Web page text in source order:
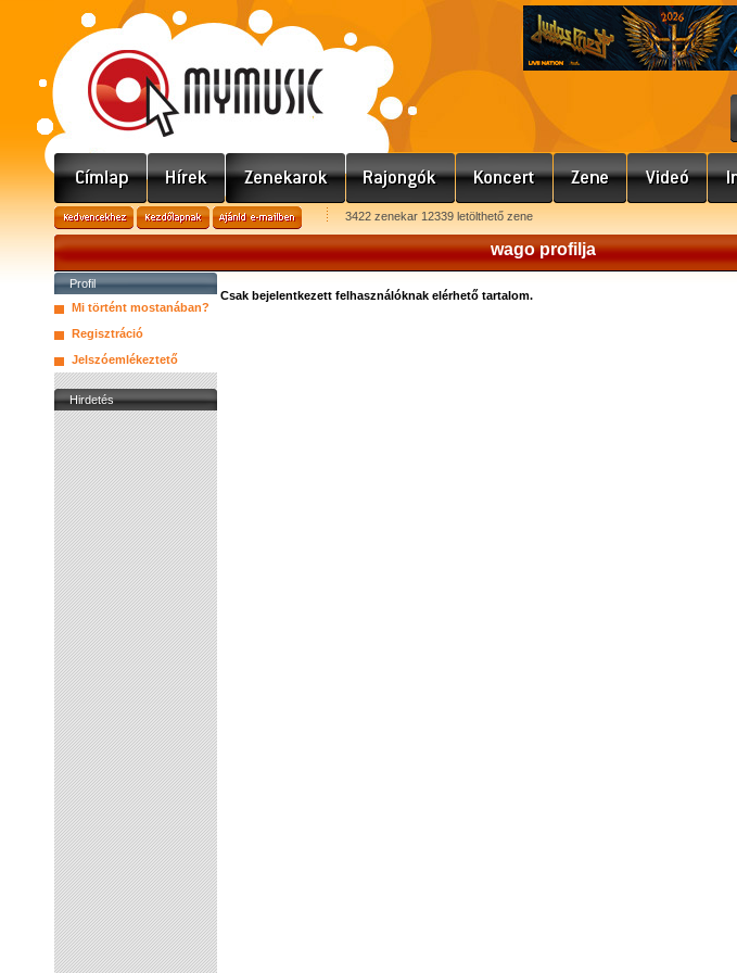
3422 zenekar 12339 letölthető zene
wago profilja
Profil
Mi történt mostanában?
Regisztráció
Jelszóemlékeztető
Hirdetés
Csak bejelentkezett felhasználóknak elérhető tartalom.